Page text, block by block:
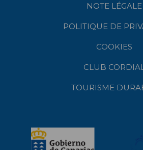
NOTE LÉGALE
POLITIQUE DE
COOKIES
CLUB CORDIAL
TOURISME